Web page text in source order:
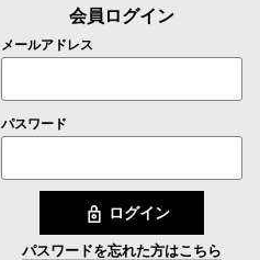
会員ログイン
メールアドレス
パスワード
ログイン
パスワードを忘れた方はこちら